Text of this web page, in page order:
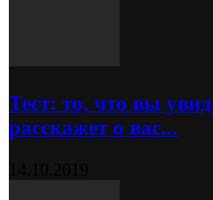
Тест: то, что вы
расскажет о вас...